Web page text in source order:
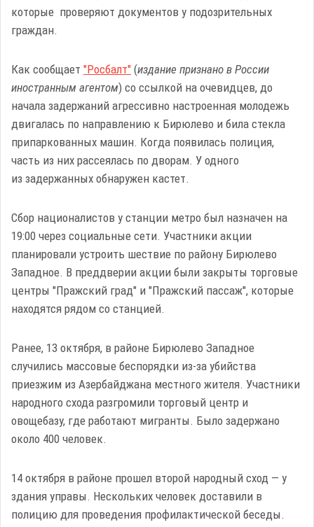
которые проверяют документов у подозрительных
граждан.
Как сообщает "Росбалт" (издание признано в России
иностранным агентом) со ссылкой на очевидцев, до
начала задержаний агрессивно настроенная молодежь
двигалась по направлению к Бирюлево и била стекла
припаркованных машин. Когда появилась полиция,
часть из них рассеялась по дворам. У одного
из задержанных обнаружен кастет.
Сбор националистов у станции метро был назначен на
19:00 через социальные сети. Участники акции
планировали устроить шествие по району Бирюлево
Западное. В преддверии акции были закрыты торговые
центры "Пражский град" и "Пражский пассаж", которые
находятся рядом со станцией.
Ранее, 13 октября, в районе Бирюлево Западное
случились массовые беспорядки из-за убийства
приезжим из Азербайджана местного жителя. Участники
народного схода разгромили торговый центр и
овощебазу, где работают мигранты. Было задержано
около 400 человек.
14 октября в районе прошел второй народный сход — у
здания управы. Нескольких человек доставили в
полицию для проведения профилактической беседы.